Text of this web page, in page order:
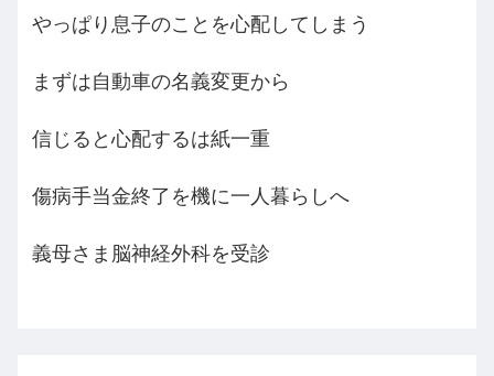
やっぱり息子のことを心配してしまう
まずは自動車の名義変更から
信じると心配するは紙一重
傷病手当金終了を機に一人暮らしへ
義母さま脳神経外科を受診